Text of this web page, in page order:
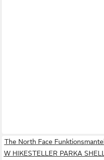
The North Face Funktionsmantel
W HIKESTELLER PARKA SHELL